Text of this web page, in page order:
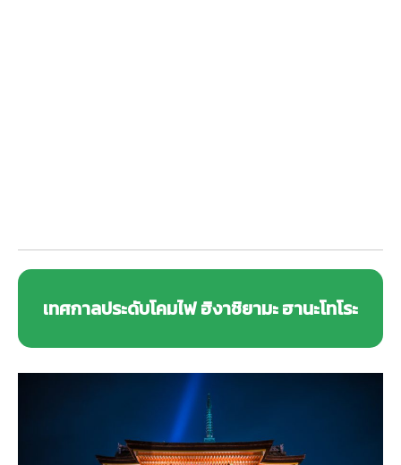
เทศกาลประดับโคมไฟ ฮิงาชิยามะ ฮานะโทโระ